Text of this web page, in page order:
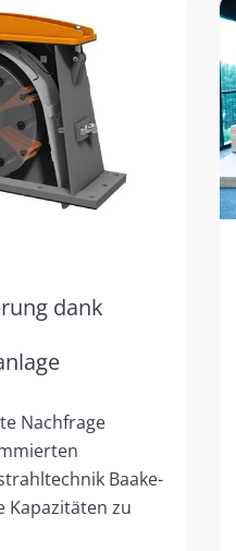
dank
Nachfrage
Baake-
Kapazitäten zu